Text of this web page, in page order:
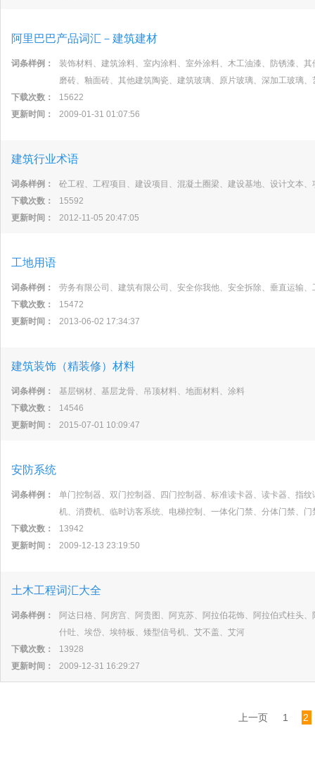
阿里巴巴产品词汇－建筑建材
词条样例：
装饰材料、建筑涂料、室内涂料、室外涂料、木工油漆、防锈漆、
磨砖、釉面砖、其他建筑陶瓷、建筑玻璃、原片玻璃、深加工玻璃、
下载次数：
15622
更新时间：
2009-01-31 01:07:56
建筑行业术语
词条样例：
砼工程、工程项目、建设项目、混凝土圈梁、建设基地、设计文本
下载次数：
15592
更新时间：
2012-11-05 20:47:05
工地用语
词条样例：
劳务有限公司、建筑有限公司、安全你我他、安全拆除、垂直运输
下载次数：
15472
更新时间：
2013-06-02 17:34:37
建筑装饰（精装修）材料
词条样例：
基层钢材、基层龙骨、吊顶材料、地面材料、涂料
下载次数：
14546
更新时间：
2015-07-01 10:09:47
安防系统
词条样例：
单门控制器、双门控制器、四门控制器、标准读卡器、读卡器、指
机、消费机、临时访客系统、电梯控制、一体化门禁、分体门禁、门
下载次数：
13942
更新时间：
2009-12-13 23:19:50
土木工程词汇大全
词条样例：
阿达日格、阿房宫、阿贵图、阿克苏、阿拉伯花饰、阿拉伯式柱头
什吐、埃岱、埃特板、矮型信号机、艾不盖、艾河
下载次数：
13928
更新时间：
2009-12-31 16:29:27
上一页 1 2